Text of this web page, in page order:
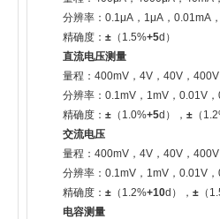
分辨率：0.1μA，1μA，0.01mA
精确度： ± （1.5%+5d）
直流电压测量
量程：400mV，4V，40V，
分辨率：0.1mV，1mV，0.01V
精确度： ± （1.0%+5d）， ± （
交流电压
量程：400mV，4V，40V，
分辨率：0.1mV，1mV，0.01V
精确度： ± （1.2%+10d）， ± （
电容测量